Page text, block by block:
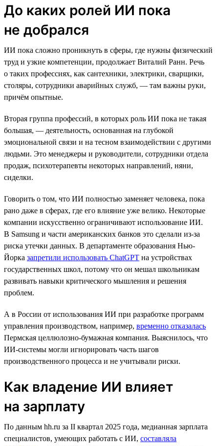
До каких ролей ИИ пока
не добрался
ИИ пока сложно проникнуть в сферы, где нужны физический
труд и узкие компетенции, продолжает Виталий Ранн. Речь
о таких профессиях, как сантехники, электрики, сварщики,
столяры, сотрудники аварийных служб, — там важны руки,
причём опытные.
Вторая группа профессий, в которых роль ИИ пока не такая
большая, — деятельность, основанная на глубокой
эмоциональной связи и на тесном взаимодействии с другими
людьми. Это менеджеры и руководители, сотрудники отдела
продаж, психотерапевты некоторых направлений, няни,
сиделки.
Говорить о том, что ИИ полностью заменяет человека, пока
рано даже в сферах, где его влияние уже велико. Некоторые
компании искусственно ограничивают использование ИИ.
В Samsung и части американских банков это сделали из-за
риска утечки данных. В департаменте образования Нью-
Йорка запретили использовать ChatGPT на устройствах
государственных школ, потому что он мешал школьникам
развивать навыки критического мышления и решения
проблем.
А в России от использования ИИ при разработке программ
управления производством, например, временно отказалась
Пермская целлюлозно-бумажная компания. Выяснилось, что
ИИ-системы могли игнорировать часть шагов
производственного процесса и не учитывали риски.
Как владение ИИ влияет
на зарплату
По данным hh.ru за II квартал 2025 года, медианная зарплата
специалистов, умеющих работать с ИИ, составляла